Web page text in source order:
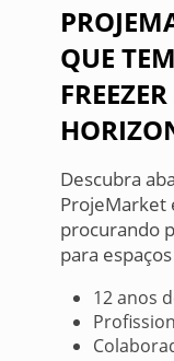
QUE
Descubra
ProjeMarket
procurando
para
12 anos